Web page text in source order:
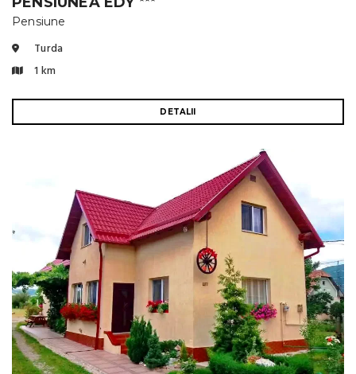
Pensiune
Turda
1 km
DETALII